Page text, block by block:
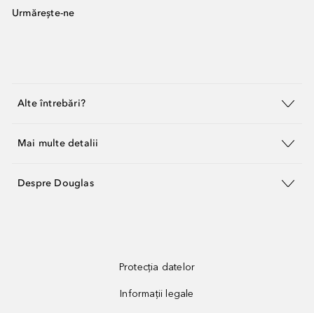
Urmărește-ne
Alte întrebări?
Mai multe detalii
Despre Douglas
Protecția datelor
Informații legale